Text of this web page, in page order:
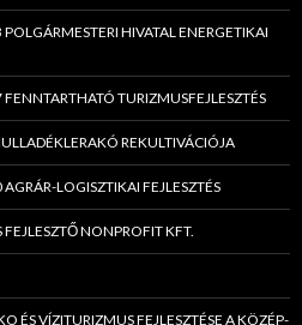
HIVATAL ENERGETIKAI
TURIZMUSFEJLESZTÉS
REKULTIVÁCIÓJA
LOGISZTIKAI FEJLESZTÉS
NONPROFIT KFT.
VÍZITURIZMUS FEJLESZTÉSE A KÖZÉP-